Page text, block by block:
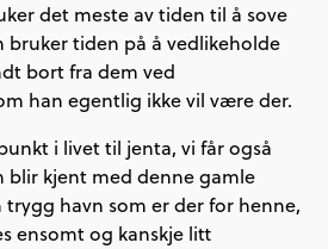
det meste av tiden til å sove
bruker tiden på å vedlikeholde
bort fra dem ved
han egentlig ikke vil være der.
i livet til jenta, vi får også
blir kjent med denne gamle
havn som er der for henne,
ensomt og kanskje litt